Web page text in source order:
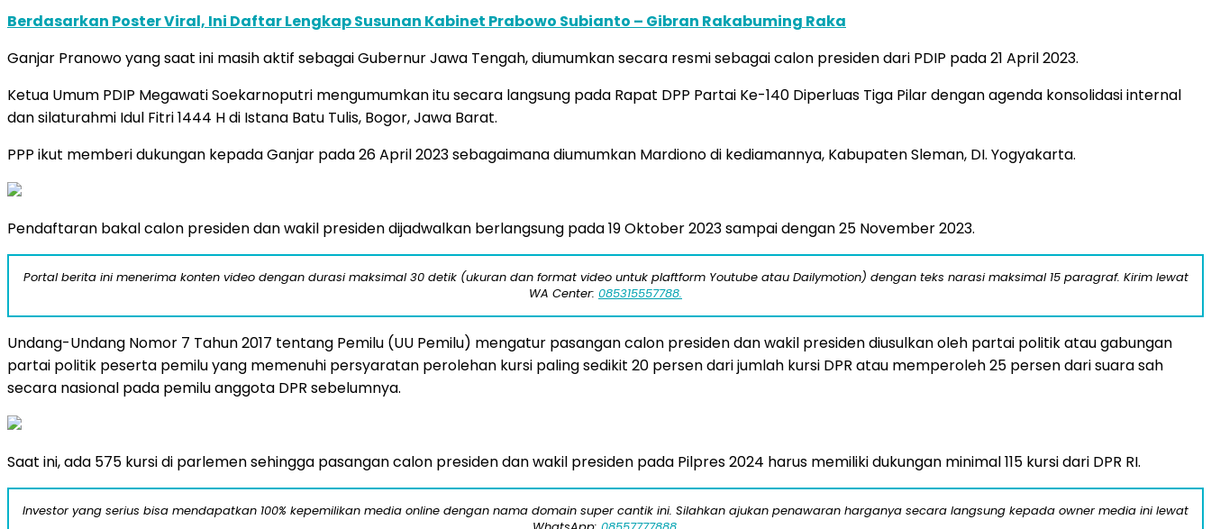
Berdasarkan Poster Viral, Ini Daftar Lengkap Susunan Kabinet Prabowo Subianto – Gibran Rakabuming Raka
Ganjar Pranowo yang saat ini masih aktif sebagai Gubernur Jawa Tengah, diumumkan secara resmi sebagai calon presiden dari PDIP pada 21 April 2023.
Ketua Umum PDIP Megawati Soekarnoputri mengumumkan itu secara langsung pada Rapat DPP Partai Ke-140 Diperluas Tiga Pilar dengan agenda konsolidasi internal
dan silaturahmi Idul Fitri 1444 H di Istana Batu Tulis, Bogor, Jawa Barat.
PPP ikut memberi dukungan kepada Ganjar pada 26 April 2023 sebagaimana diumumkan Mardiono di kediamannya, Kabupaten Sleman, DI. Yogyakarta.
Pendaftaran bakal calon presiden dan wakil presiden dijadwalkan berlangsung pada 19 Oktober 2023 sampai dengan 25 November 2023.
Portal berita ini menerima konten video dengan durasi maksimal 30 detik (ukuran dan format video untuk plaftform Youtube atau Dailymotion) dengan teks narasi maksimal 15 paragraf. Kirim lewat
WA Center: 085315557788.
Undang-Undang Nomor 7 Tahun 2017 tentang Pemilu (UU Pemilu) mengatur pasangan calon presiden dan wakil presiden diusulkan oleh partai politik atau gabungan
partai politik peserta pemilu yang memenuhi persyaratan perolehan kursi paling sedikit 20 persen dari jumlah kursi DPR atau memperoleh 25 persen dari suara sah
secara nasional pada pemilu anggota DPR sebelumnya.
Saat ini, ada 575 kursi di parlemen sehingga pasangan calon presiden dan wakil presiden pada Pilpres 2024 harus memiliki dukungan minimal 115 kursi dari DPR RI.
Investor yang serius bisa mendapatkan 100% kepemilikan media online dengan nama domain super cantik ini. Silahkan ajukan penawaran harganya secara langsung kepada owner media ini lewat